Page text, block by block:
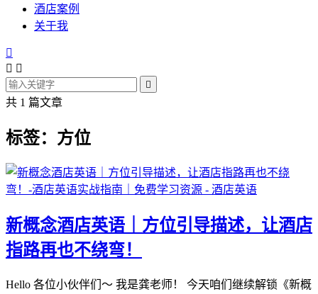
酒店案例
关于我

 

共 1 篇文章
标签：方位
新概念酒店英语｜方位引导描述，让酒店
指路再也不绕弯！
Hello 各位小伙伴们～ 我是龚老师！ 今天咱们继续解锁《新概